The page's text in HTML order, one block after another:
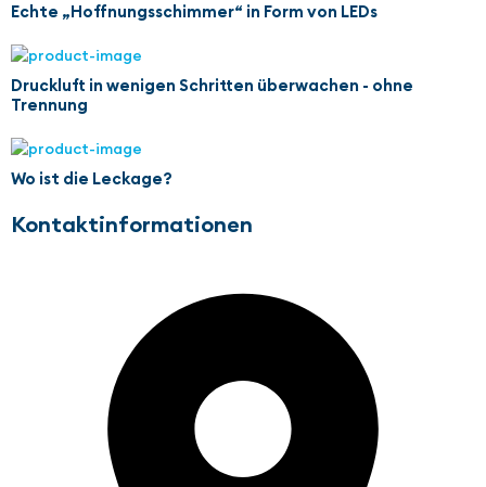
Echte „Hoffnungsschimmer“ in Form von LEDs
Druckluft in wenigen Schritten überwachen - ohne
Trennung
Wo ist die Leckage?
Kontaktinformationen